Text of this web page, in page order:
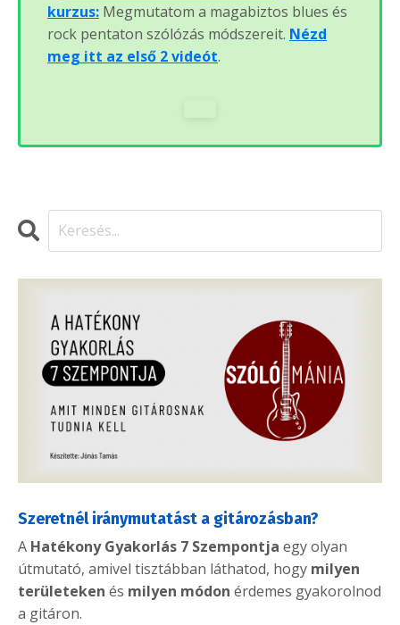
kurzus: Megmutatom a magabiztos blues és
rock pentaton szólózás módszereit. Nézd
meg itt az első 2 videót.
Szeretnél iránymutatást a gitározásban?
A Hatékony Gyakorlás 7 Szempontja egy olyan
útmutató, amivel tisztábban láthatod, hogy milyen
területeken és milyen módon érdemes gyakorolnod
a gitáron.